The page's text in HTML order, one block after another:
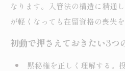
なります。入管法の構造に精通
が軽くなっても在留資格の喪失
初動で押さえておきたい3つ
黙秘権を正しく理解する。